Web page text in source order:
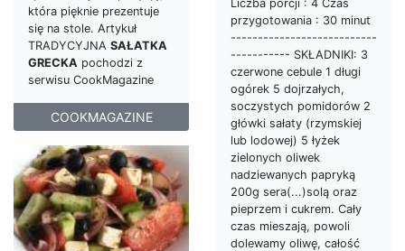
która pięknie prezentuje
się na stole. Artykuł
TRADYCYJNA SAŁATKA
GRECKA pochodzi z
serwisu CookMagazine
COOKMAGAZINE
Liczba porcji : 4 Czas
przygotowania : 30 minut
---------------------------
----------- SKŁADNIKI: 3
czerwone cebule 1 długi
ogórek 5 dojrzałych,
soczystych pomidorów 2
główki sałaty (rzymskiej
lub lodowej) 5 łyżek
zielonych oliwek
nadziewanych papryką
200g sera(...)solą oraz
pieprzem i cukrem. Cały
czas mieszają, powoli
dolewamy oliwę, całość